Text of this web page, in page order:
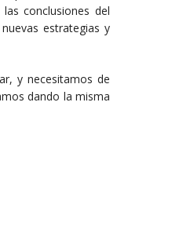
conclusiones del
estrategias y
y necesitamos de
dando la misma